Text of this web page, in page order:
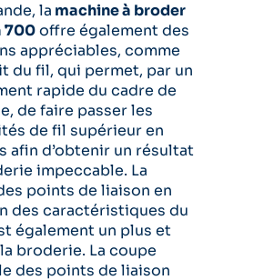
la machine à broder
700offre également des
appréciables, comme
du fil, qui permet, par un
rapide du cadre de
de faire passer les
de fil supérieur en
afin d’obtenir un résultat
impeccable. La
points de liaison en
des caractéristiques du
également un plus et
broderie. La coupe
des points de liaison